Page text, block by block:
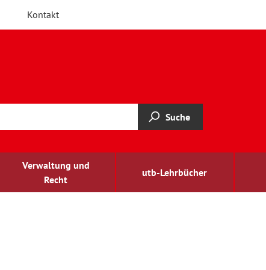
Kontakt
Suche
Verwaltung und
Recht
utb-Lehrbücher